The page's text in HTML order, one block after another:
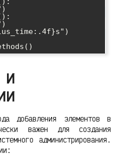
и
добавления элементов в
важен для создания
администрирования.